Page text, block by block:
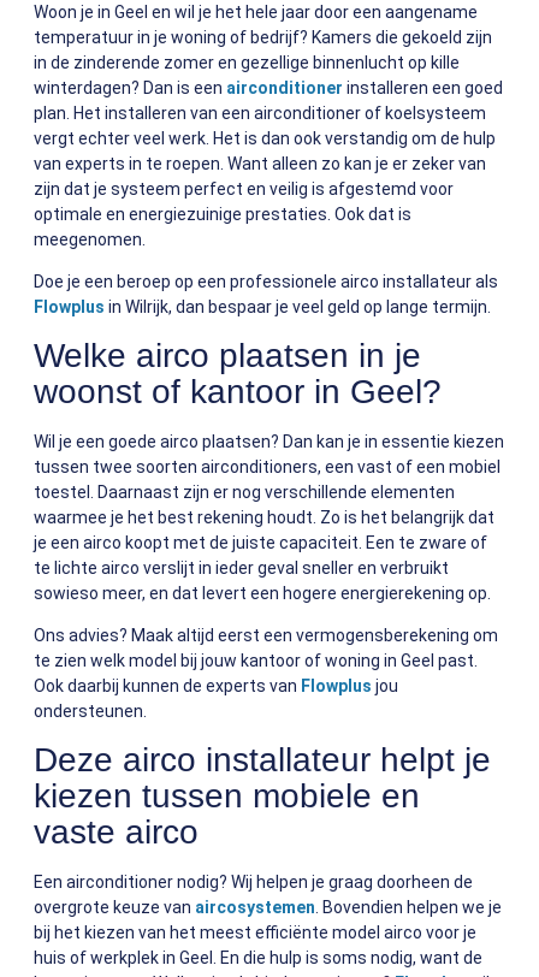
Woon je in Geel en wil je het hele jaar door een aangename
temperatuur in je woning of bedrijf? Kamers die gekoeld zijn
in de zinderende zomer en gezellige binnenlucht op kille
winterdagen? Dan is een airconditioner installeren een goed
plan. Het installeren van een airconditioner of koelsysteem
vergt echter veel werk. Het is dan ook verstandig om de hulp
van experts in te roepen. Want alleen zo kan je er zeker van
zijn dat je systeem perfect en veilig is afgestemd voor
optimale en energiezuinige prestaties. Ook dat is
meegenomen.
Doe je een beroep op een professionele airco installateur als
Flowplus in Wilrijk, dan bespaar je veel geld op lange termijn.
Welke airco plaatsen in je
woonst of kantoor in Geel?
Wil je een goede airco plaatsen? Dan kan je in essentie kiezen
tussen twee soorten airconditioners, een vast of een mobiel
toestel. Daarnaast zijn er nog verschillende elementen
waarmee je het best rekening houdt. Zo is het belangrijk dat
je een airco koopt met de juiste capaciteit. Een te zware of
te lichte airco verslijt in ieder geval sneller en verbruikt
sowieso meer, en dat levert een hogere energierekening op.
Ons advies? Maak altijd eerst een vermogensberekening om
te zien welk model bij jouw kantoor of woning in Geel past.
Ook daarbij kunnen de experts van Flowplus jou
ondersteunen.
Deze airco installateur helpt je
kiezen tussen mobiele en
vaste airco
Een airconditioner nodig? Wij helpen je graag doorheen de
overgrote keuze van aircosystemen . Bovendien helpen we je
bij het kiezen van het meest efficiënte model airco voor je
huis of werkplek in Geel. En die hulp is soms nodig, want de